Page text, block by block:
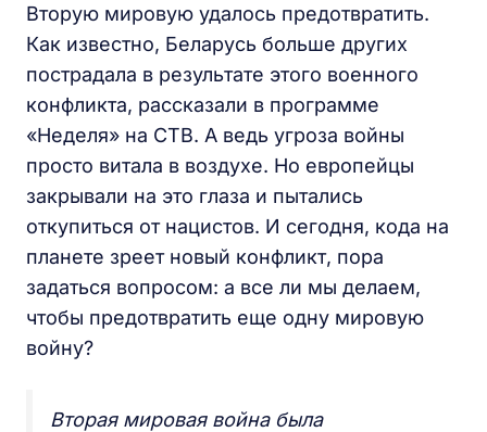
Вторую мировую удалось предотвратить.
Как известно, Беларусь больше других
пострадала в результате этого военного
конфликта, рассказали в программе
«Неделя» на СТВ. А ведь угроза войны
просто витала в воздухе. Но европейцы
закрывали на это глаза и пытались
откупиться от нацистов. И сегодня, кода на
планете зреет новый конфликт, пора
задаться вопросом: а все ли мы делаем,
чтобы предотвратить еще одну мировую
войну?
Вторая мировая война была